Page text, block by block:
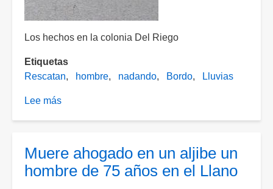
Los hechos en la colonia Del Riego
Etiquetas
Rescatan
hombre nadando Bordo Lluvias
Lee más
un
hombre
Muere ahogado en un aljibe un
hombre de 75 años en el Llano